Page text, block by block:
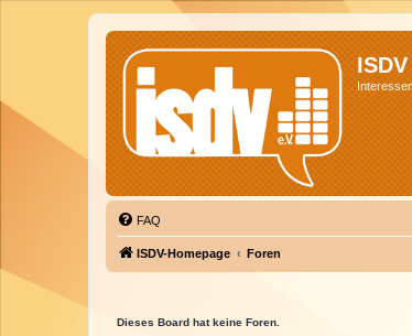
FAQ
ISDV-Homepage Foren
Dieses Board hat keine Foren.